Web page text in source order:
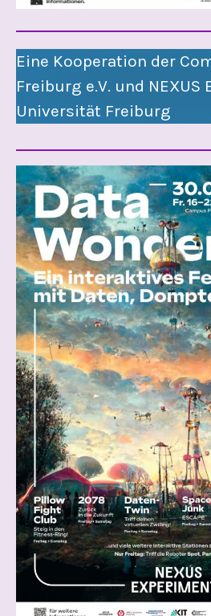
Eine Kooperation der
Freiburg e.V. und
Universität Freiburg